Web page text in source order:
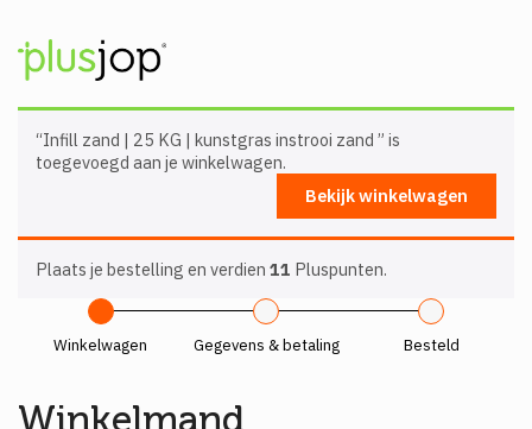
“Infill zand | 25 KG | kunstgras instrooi zand ” is
toegevoegd aan je winkelwagen.
Bekijk winkelwagen
Plaats je bestelling en verdien 11 Pluspunten.
Winkelwagen Gegevens & betaling Besteld
Winkelmand